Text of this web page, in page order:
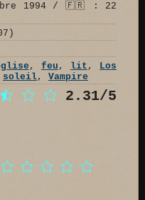
1994 / 🇫🇷 : 22
, feu , lit , Los
soleil, Vampire
2.31/5